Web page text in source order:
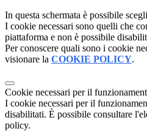
In questa schermata è possibile
I cookie necessari sono quelli che
piattaforma e non è possibile
Per conoscere quali sono i cookie
visionare la COOKIE POLICY.
Cookie necessari per il
I cookie necessari per il
disabilitati. È possibile consultare
policy.